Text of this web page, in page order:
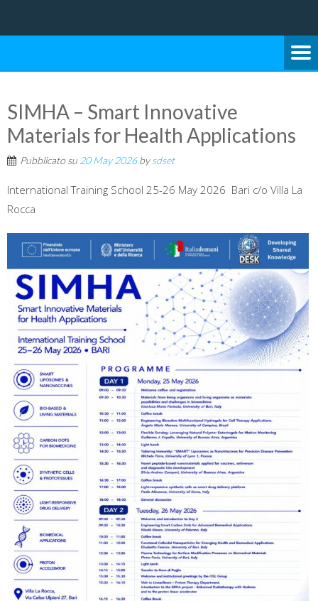
SCUOLA DI SCIENZE E
SIMHA – Smart Innovative
Materials for Health Applications
Pubblicato su 20 May 2026by sdset
International Training School 25-26 May 2026 Bari c/o Villa La
Rocca